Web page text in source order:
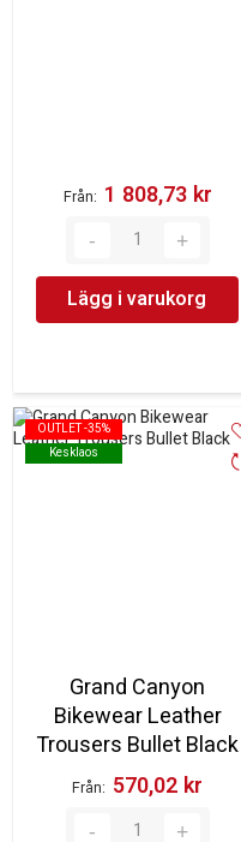
Från 1 808,73 kr‎
Lägg i varukorg
OUTLET -35%
Kesklaos
OUTLET -35%
Kesklaos
Grand Canyon
Bikewear Leather
Trousers Bullet Black
Från 570,02 kr‎